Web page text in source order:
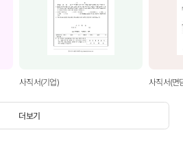
더보기
사직서(기업) 사직서(면